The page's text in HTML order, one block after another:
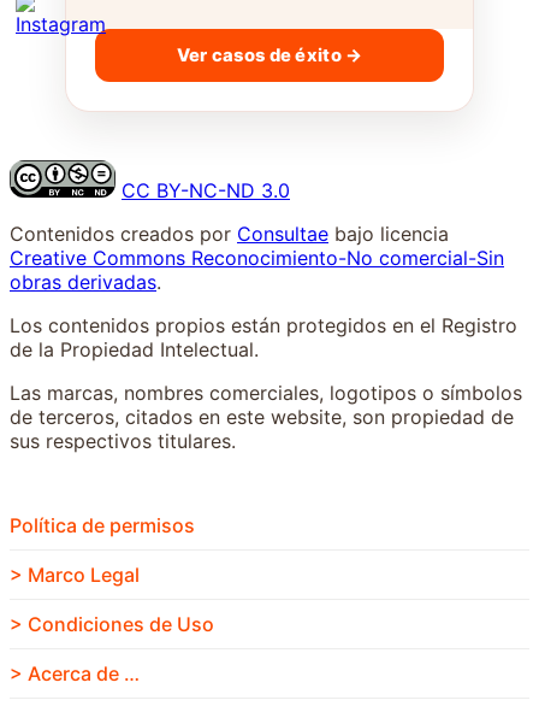
Ver casos de éxito →
CC BY-NC-ND 3.0
Contenidos creados por Consultae bajo licencia
Creative Commons Reconocimiento-No comercial-Sin
obras derivadas.
Los contenidos propios están protegidos en el Registro
de la Propiedad Intelectual.
Las marcas, nombres comerciales, logotipos o símbolos
de terceros, citados en este website, son propiedad de
sus respectivos titulares.
Política de permisos
> Marco Legal
> Condiciones de Uso
> Acerca de …